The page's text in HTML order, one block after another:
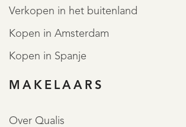
Verkopen in het buitenland
Kopen in Amsterdam
Kopen in Spanje
MAKELAARS
Over Qualis